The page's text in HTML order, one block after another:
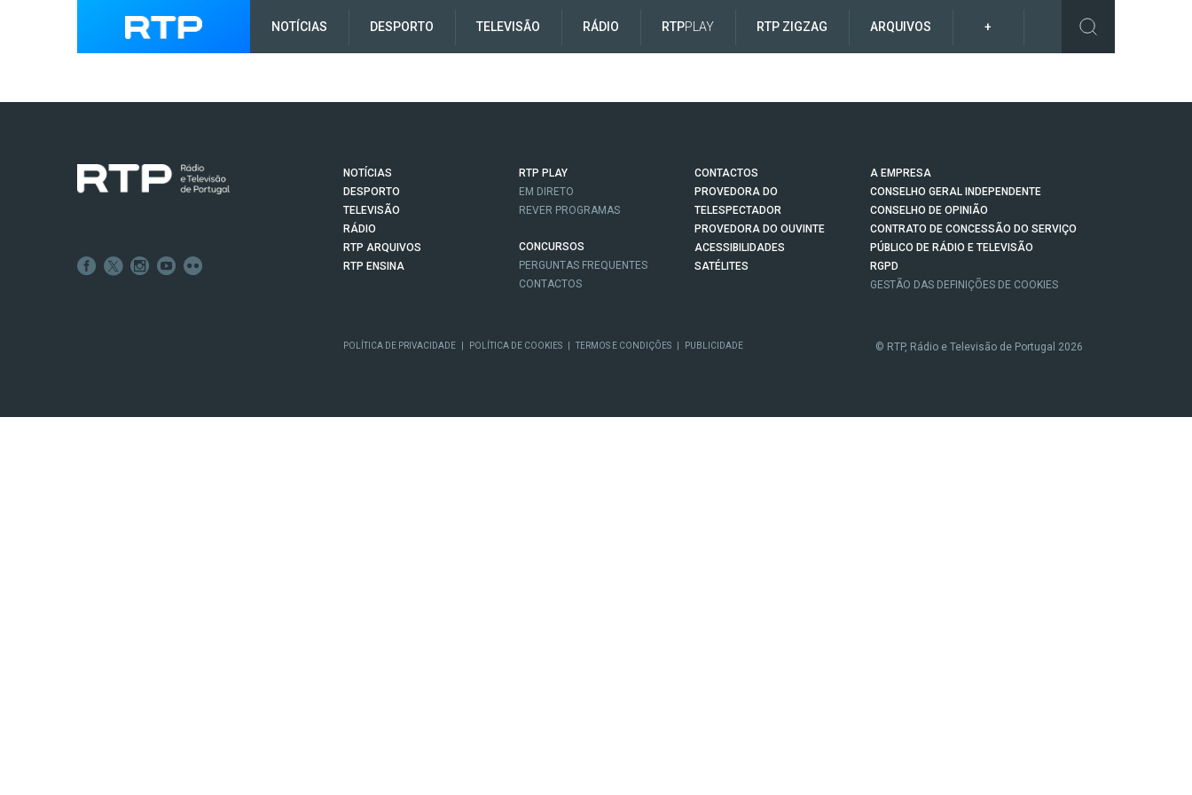
NOTÍCIAS DESPORTO TELEVISÃO RÁDIO RTPPLAY RTP ZIGZAG ARQUIVOS +
NOTÍCIAS
DESPORTO
TELEVISÃO
RÁDIO
RTP ARQUIVOS
RTP ENSINA
RTP PLAY
EM DIRETO
REVER PROGRAMAS
CONCURSOS
PERGUNTAS FREQUENTES
CONTACTOS
CONTACTOS
PROVEDORA DO
TELESPECTADOR
PROVEDORA DO OUVINTE
ACESSIBILIDADES
SATÉLITES
A EMPRESA
CONSELHO GERAL INDEPENDENTE
CONSELHO DE OPINIÃO
CONTRATO DE CONCESSÃO DO SERVIÇO
PÚBLICO DE RÁDIO E TELEVISÃO
RGPD
GESTÃO DAS DEFINIÇÕES DE COOKIES
POLÍTICA DE PRIVACIDADE POLÍTICA DE COOKIES TERMOS E CONDIÇÕES PUBLICIDADE © RTP, Rádio e Televisão de Portugal 2026